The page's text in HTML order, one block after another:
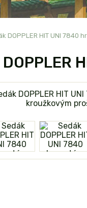
DOPPLER HIT UNI 7840
DOPPLER